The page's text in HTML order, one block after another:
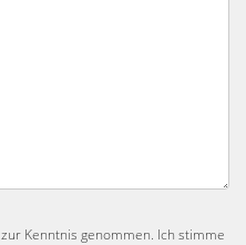
zur Kenntnis genommen. Ich stimme